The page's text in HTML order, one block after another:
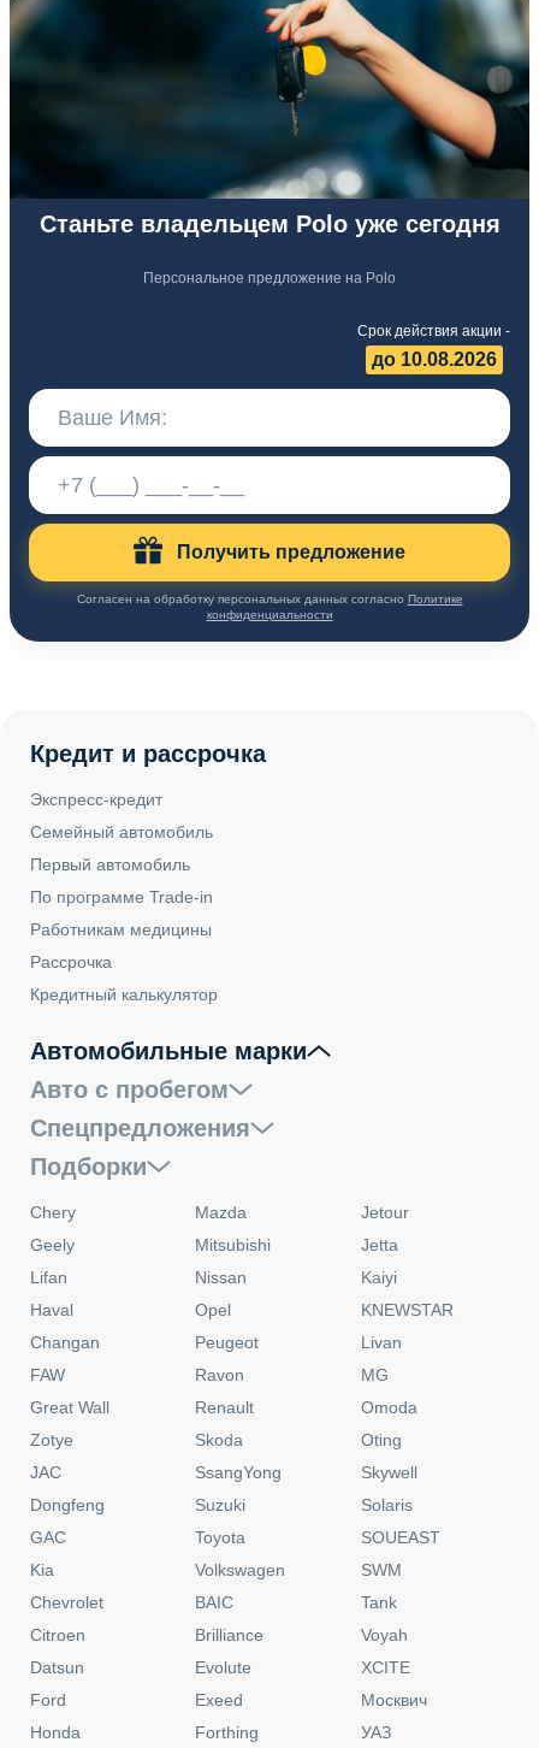
Станьте владельцем Polo уже сегодня
Персональное предложение на Polo
Срок действия акции -
до 10.08.2026
Получить предложение
Согласен на обработку персональных данных согласно Политике
конфиденциальности
Кредит и рассрочка
Экспресс-кредит
Семейный автомобиль
Первый автомобиль
По программе Trade-in
Работникам медицины
Рассрочка
Кредитный калькулятор
Автомобильные марки
Авто с пробегом
Спецпредложения
Подборки
Chery
Geely
Lifan
Haval
Changan
FAW
Great Wall
Zotye
JAC
Dongfeng
GAC
Kia
Chevrolet
Citroen
Datsun
Ford
Honda
Mazda
Mitsubishi
Nissan
Opel
Peugeot
Ravon
Renault
Skoda
SsangYong
Suzuki
Toyota
Volkswagen
BAIC
Brilliance
Evolute
Exeed
Forthing
Jetour
Jetta
Kaiyi
KNEWSTAR
Livan
MG
Omoda
Oting
Skywell
Solaris
SOUEAST
SWM
Tank
Voyah
XCITE
Москвич
УАЗ